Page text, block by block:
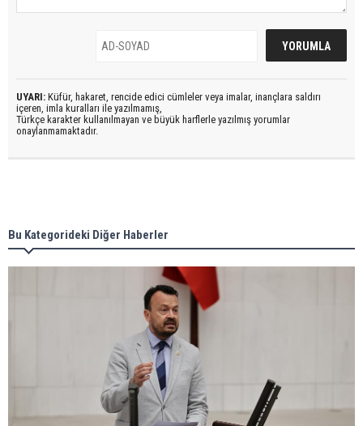
UYARI: Küfür, hakaret, rencide edici cümleler veya imalar, inançlara saldırı
içeren, imla kuralları ile yazılmamış,
Türkçe karakter kullanılmayan ve büyük harflerle yazılmış yorumlar
onaylanmamaktadır.
Bu Kategorideki Diğer Haberler